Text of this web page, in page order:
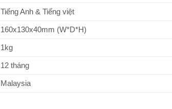
Tiếng Anh & Tiếng việt
160x130x40mm (W*D*H)
1kg
12 tháng
Malaysia